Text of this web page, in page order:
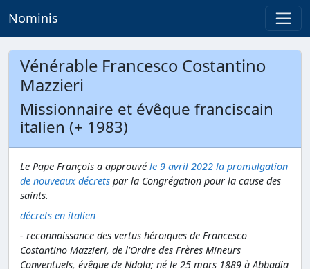
Nominis
Vénérable Francesco Costantino
Mazzieri
Missionnaire et évêque franciscain
italien (+ 1983)
Le Pape François a approuvé le 9 avril 2022 la promulgation
de nouveaux décrets par la Congrégation pour la cause des
saints.
décrets en italien
- reconnaissance des vertus héroïques de Francesco
Costantino Mazzieri, de l'Ordre des Frères Mineurs
Conventuels, évêque de Ndola; né le 25 mars 1889 à Abbadia